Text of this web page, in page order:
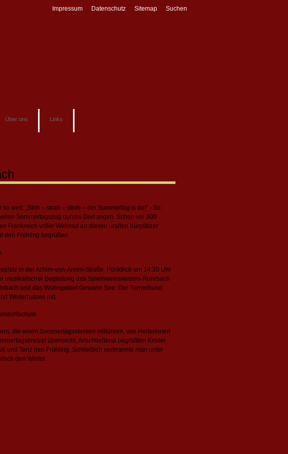
Über uns Links
Impressum Datenschutz Sitemap Suchen
weit: „Strih – strah – stroh – der Summertag is do!“ - So
Sommertagszug durchs Dorf zogen. Schon vor 300
Frankreich voller Wehmut an diesen uralten Kurpfälzer
den Frühling begrüßen.
in der Achim-von-Arnim-Straße. Pünktlich um 14:30 Uhr
musikalischer Begleitung des Spielmannsvereins Rohrbach
und das Wohngebiet Gewann See. Der Turnerbund
Winterbutzen mit.
die einen Sommertagsstecken mitführen, von Helferinnen
überreicht. Anschließend begrüßten Kinder
und Tanz den Frühling. Schließlich verbrannte man unter
den Winter.